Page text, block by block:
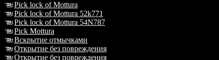
Pick lock of Mottura
Pick lock of Mottura 52k771
Pick lock of Mottura 54N787
Pick Mottura
Вскрытие отмычками
Открытие без повреждения
Открытие без повреждения